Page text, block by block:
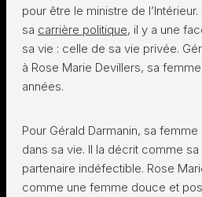
pour être le ministre de
sa carrière politique, il y a une
sa vie : celle de sa vie privée.
à Rose Marie Devillers, sa
années.
Pour Gérald Darmanin, sa
dans sa vie. Il la décrit comme
partenaire indéfectible. Rose
comme une femme douce et